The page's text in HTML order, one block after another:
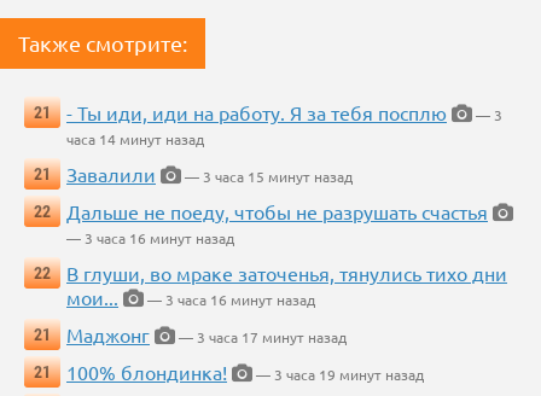
Также смотрите:
21 - Ты иди, иди на работу. Я за тебя посплю
— 3
часа 14 минут назад
21
Завалили
— 3 часа 15 минут назад
22
Дальше не поеду, чтобы не разрушать счастья
— 3 часа 16 минут назад
22
В глуши, во мраке заточенья, тянулись тихо дни
мои...
— 3 часа 16 минут назад
21
Маджонг
— 3 часа 17 минут назад
21
100% блондинка!
— 3 часа 19 минут назад